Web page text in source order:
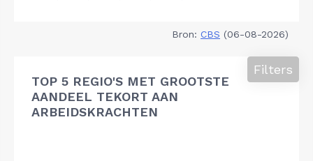
Bron: CBS (06-08-2026)
TOP 5 REGIO'S MET GROOTSTE
AANDEEL TEKORT AAN
ARBEIDSKRACHTEN
Filters